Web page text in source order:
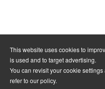
This website uses cookies to
is used and to target advertising.
You can revisit your cookie
refer to our policy.